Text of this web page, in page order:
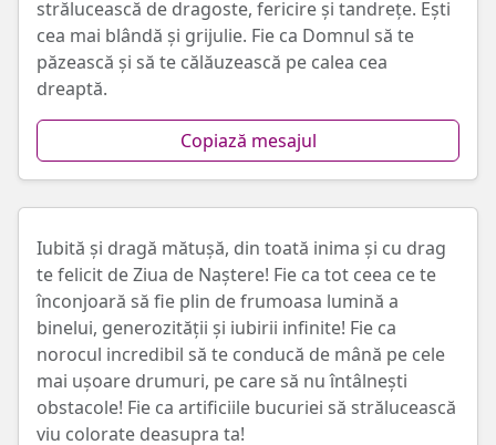
strălucească de dragoste, fericire și tandrețe. Ești
cea mai blândă și grijulie. Fie ca Domnul să te
păzească și să te călăuzească pe calea cea
dreaptă.
Copiază mesajul
Iubită și dragă mătușă, din toată inima și cu drag
te felicit de Ziua de Naștere! Fie ca tot ceea ce te
înconjoară să fie plin de frumoasa lumină a
binelui, generozității și iubirii infinite! Fie ca
norocul incredibil să te conducă de mână pe cele
mai ușoare drumuri, pe care să nu întâlnești
obstacole! Fie ca artificiile bucuriei să strălucească
viu colorate deasupra ta!